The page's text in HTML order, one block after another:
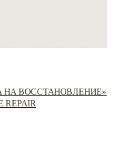
НА ВОССТАНОВЛЕНИЕ»
REPAIR